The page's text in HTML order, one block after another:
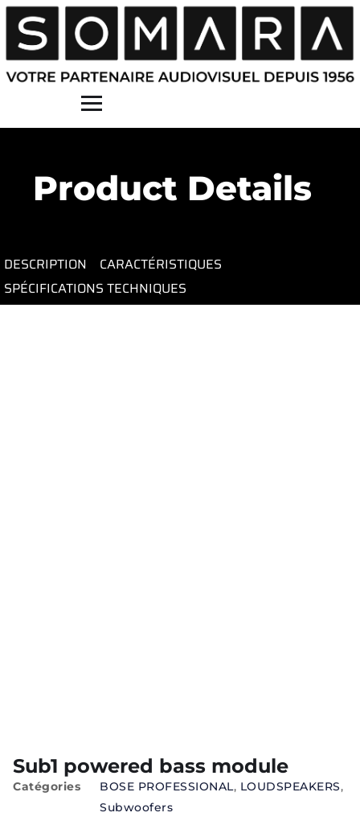
Product Details
DESCRIPTION
CARACTÉRISTIQUES
SPÉCIFICATIONS TECHNIQUES
Sub1 powered bass module
Catégories BOSE PROFESSIONAL, LOUDSPEAKERS,
Subwoofers